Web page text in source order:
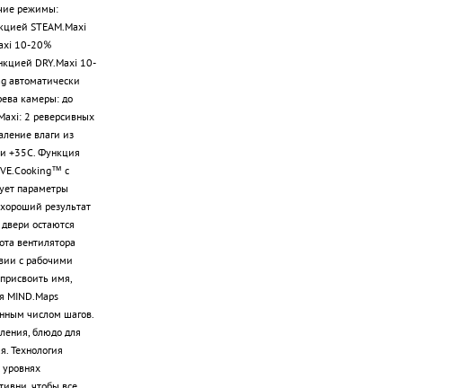
режимы:
STEAM.Maxi
10-20%
DRY.Maxi 10-
автоматически
камеры: до
2 реверсивных
влаги из
+35С. Функция
с
параметры
результат
остаются
вентилятора
с рабочими
имя,
MIND.Maps
числом шагов.
блюдо для
Технология